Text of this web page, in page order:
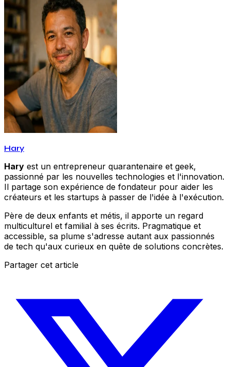
Hary
Hary est un entrepreneur quarantenaire et geek,
passionné par les nouvelles technologies et l'innovation.
Il partage son expérience de fondateur pour aider les
créateurs et les startups à passer de l'idée à l'exécution.
Père de deux enfants et métis, il apporte un regard
multiculturel et familial à ses écrits. Pragmatique et
accessible, sa plume s'adresse autant aux passionnés
de tech qu'aux curieux en quête de solutions concrètes.
Partager cet article